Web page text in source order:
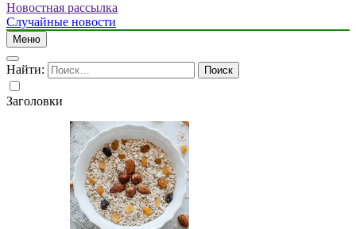
Новостная рассылка
Случайные новости
Меню
Найти:
Заголовки